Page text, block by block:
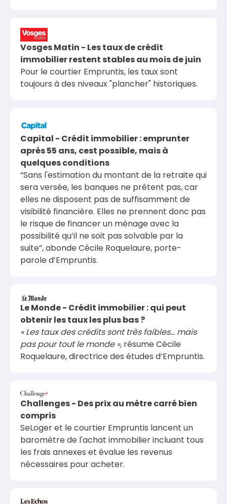
Vosges Matin - Les taux de crédit
immobilier restent stables au mois de juin
Pour le courtier Empruntis, les taux sont
toujours à des niveaux "plancher" historiques.
Capital - Crédit immobilier : emprunter
après 55 ans, cest possible, mais à
quelques conditions
“Sans l'estimation du montant de la retraite qui
sera versée, les banques ne prêtent pas, car
elles ne disposent pas de suffisamment de
visibilité financière. Elles ne prennent donc pas
le risque de financer un ménage avec la
possibilité qu’il ne soit pas solvable par la
suite”, abonde Cécile Roquelaure, porte-
parole d’Empruntis.
Le Monde - Crédit immobilier : qui peut
obtenir les taux les plus bas ?
« Les taux des crédits sont très faibles… mais
pas pour tout le monde », résume Cécile
Roquelaure, directrice des études d’Empruntis.
Challenges - Des prix au mètre carré bien
compris
SeLoger et le courtier Empruntis lancent un
baromètre de l'achat immobilier incluant tous
les frais annexes et évalue les revenus
nécessaires pour acheter.